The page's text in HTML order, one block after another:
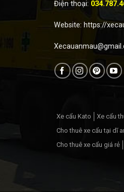
Điện thoại:
Website: https://
Xe cẩu Kato Xe cẩu
Cho thuê xe cẩu tại dĩ
Cho thuê xe cẩu giá rẻ